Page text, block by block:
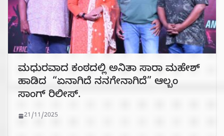
ಮಧುರವಾದ ಕಂಠದಲ್ಲಿ ಅನಿತಾ ಸಾರಾ ಮಹೇಶ್
ಹಾಡಿದ “ಏನಾಗಿದೆ ನನಗೇನಾಗಿದೆ” ಆಲ್ಬಂ
ಸಾಂಗ್ ರಿಲೀಸ್.
21/11/2025